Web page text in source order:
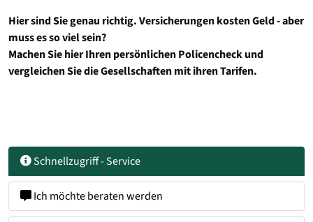
Hier sind Sie genau richtig. Versicherungen kosten Geld - aber
muss es so viel sein?
Machen Sie hier Ihren persönlichen Policencheck und
vergleichen Sie die Gesellschaften mit ihren Tarifen.
Schnellzugriff - Service
Ich möchte beraten werden